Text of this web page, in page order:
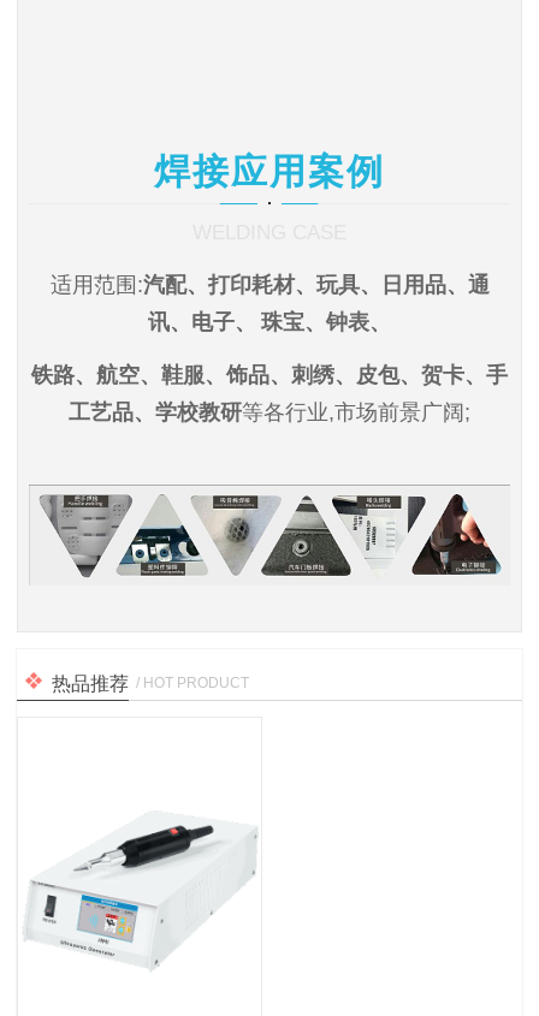
焊接应用案例
适用范围:汽配、打印耗材、玩具、日用品、通
讯、电子、
珠宝、钟表、
铁路、航空、鞋服、饰品、刺绣、皮包、贺卡、手
工艺品、学校教研等各行业,市场前景广阔;
热品推荐 / HOT PRODUCT